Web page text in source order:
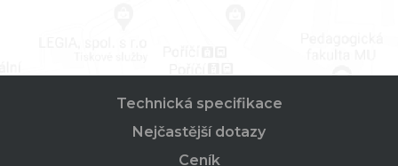
Technická specifikace
Nejčastější dotazy
Ceník